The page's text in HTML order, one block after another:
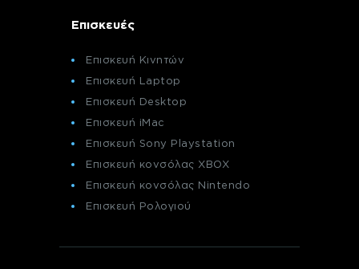
Επισκευές
Επισκευή Κινητών
Επισκευή Laptop
Επισκευή Desktop
Επισκευή iMac
Επισκευή Sony Playstation
Επισκευή κονσόλας XBOX
Επισκευή κονσόλας Nintendo
Επισκευή Ρολογιού